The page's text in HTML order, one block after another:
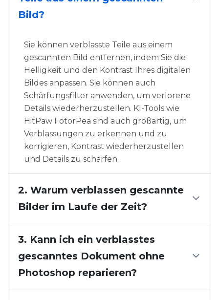
Bild?
Sie können verblasste Teile aus einem
gescannten Bild entfernen, indem Sie die
Helligkeit und den Kontrast Ihres digitalen
Bildes anpassen. Sie können auch
Schärfungsfilter anwenden, um verlorene
Details wiederherzustellen. KI-Tools wie
HitPaw FotorPea sind auch großartig, um
Verblassungen zu erkennen und zu
korrigieren, Kontrast wiederherzustellen
und Details zu schärfen.
2. Warum verblassen gescannte
Bilder im Laufe der Zeit?
3. Kann ich ein verblasstes
gescanntes Dokument ohne
Photoshop reparieren?